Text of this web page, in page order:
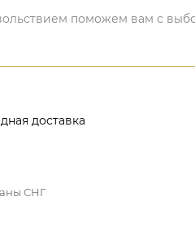
поможем вам с
доставка
СНГ